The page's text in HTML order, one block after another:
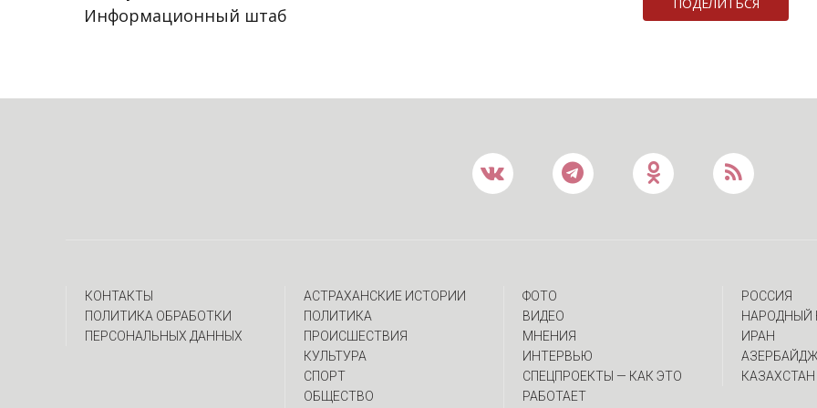
Информационный штаб
КОНТАКТЫ
ПОЛИТИКА ОБРАБОТКИ
ПЕРСОНАЛЬНЫХ ДАННЫХ
АСТРАХАНСКИЕ ИСТОРИИ
ПОЛИТИКА
ПРОИСШЕСТВИЯ
КУЛЬТУРА
СПОРТ
ОБЩЕСТВО
ФОТО
ВИДЕО
МНЕНИЯ
ИНТЕРВЬЮ
CПЕЦПРОЕКТЫ — КАК ЭТО
РАБОТАЕТ
РОССИЯ
НАРОДНЫЙ
ИРАН
КАЗАХСТАН